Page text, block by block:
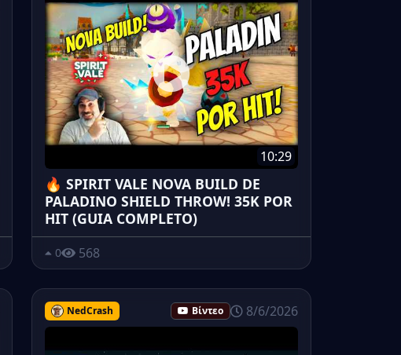
10:29
🔥 SPIRIT VALE NOVA BUILD DE
PALADINO SHIELD THROW! 35K POR
HIT (GUIA COMPLETO)
0 568
NedCrash Βίντεο 8/6/2026